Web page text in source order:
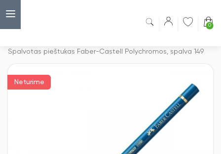
0
Spalvotas pieštukas Faber-Castell Polychromos, spalva 149
Neturime